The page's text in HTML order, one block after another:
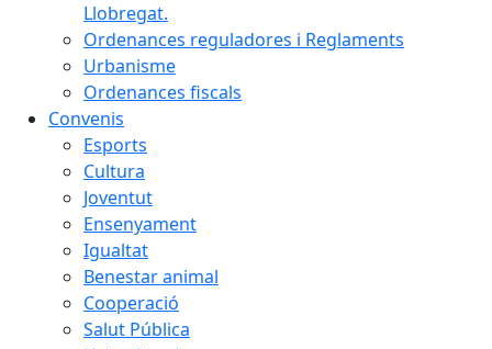
Llobregat.
Ordenances reguladores i Reglaments
Urbanisme
Ordenances fiscals
Convenis
Esports
Cultura
Joventut
Ensenyament
Igualtat
Benestar animal
Cooperació
Salut Pública